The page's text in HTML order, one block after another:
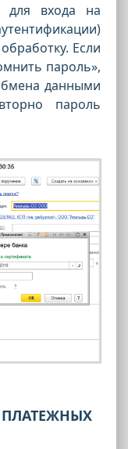
для входа на
Если
пароль»,
данными
пароль
ПЛАТЕЖНЫХ